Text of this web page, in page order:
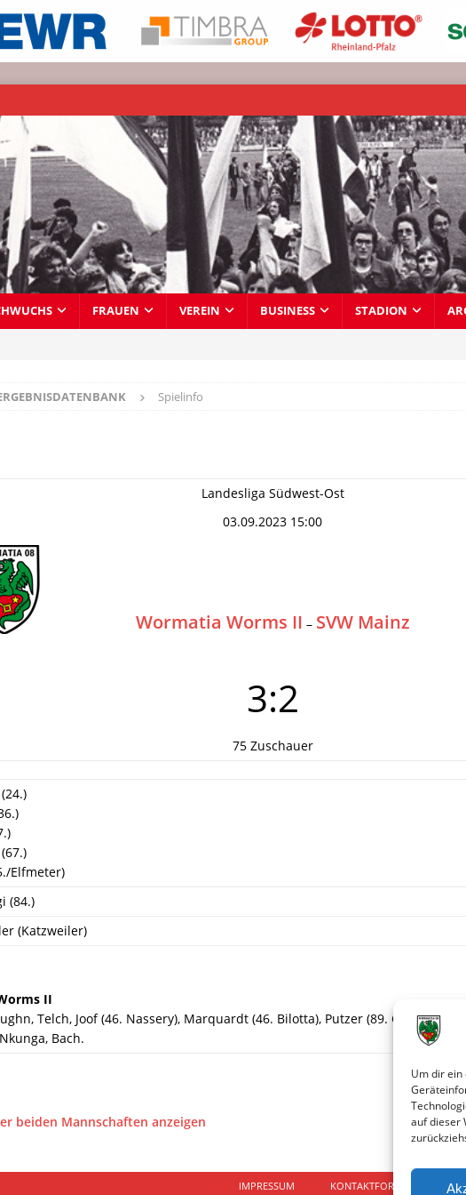
Um dir ein
auf dieser
FRAUEN VEREIN BUSINESS STADION
Spielinfo
Landesliga Südwest-Ost
03.09.2023 15:00
Wormatia Worms II – SVW Mainz
3:2
75 Zuschauer
Elfmeter)
(84.)
(Katzweiler)
II
Telch, Joof (46. Nassery), Marquardt (46. Bilotta), Putzer (89. G. Altun), C.
Bach.
beiden Mannschaften anzeigen
IMPRESSUM KONTAKTFORMULAR